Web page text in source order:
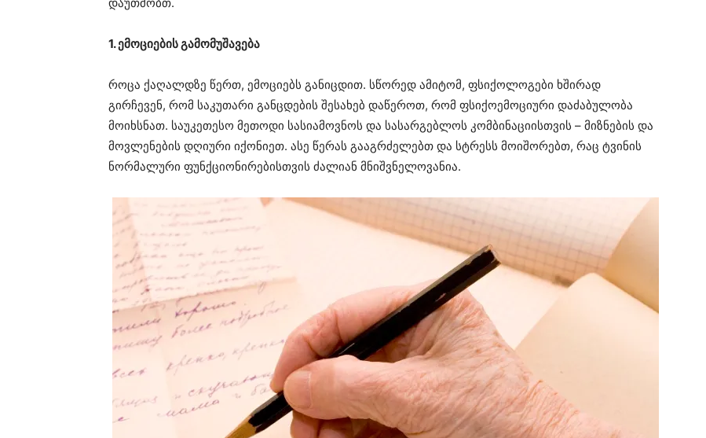
1. ემოციების გამომუშავება
როცა ქაღალდზე წერთ, ემოციებს განიცდით. სწორედ ამიტომ, ფსიქოლოგები ხშირად
გირჩევენ, რომ საკუთარი განცდების შესახებ დაწეროთ, რომ ფსიქოემოციური დაძაბულობა
მოიხსნათ. საუკეთესო მეთოდი სასიამოვნოს და სასარგებლოს კომბინაციისთვის – მიზნების და
მოვლენების დღიური იქონიეთ. ასე წერას გააგრძელებთ და სტრესს მოიშორებთ, რაც ტვინის
ნორმალური ფუნქციონირებისთვის ძალიან მნიშვნელოვანია.